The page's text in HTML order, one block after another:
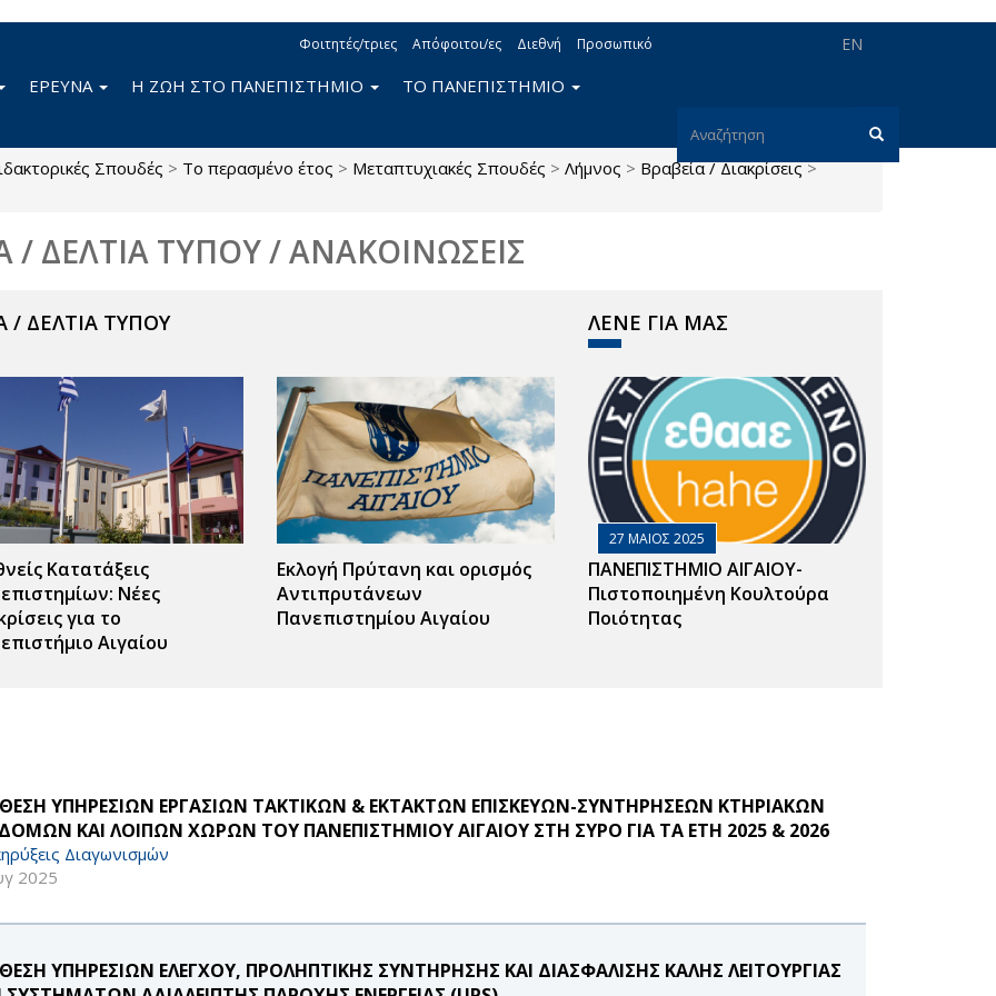
EN
Φοιτητές/τριες Απόφοιτοι/ες Διεθνή Προσωπικό
Φόρμα
αναζήτησης
Αναζήτηση
ΕΡΕΥΝΑ Η ΖΩΗ ΣΤΟ ΠΑΝΕΠΙΣΤΗΜΙΟ ΤΟ ΠΑΝΕΠΙΣΤΗΜΙΟ
Σπουδές > Το περασμένο έτος > Μεταπτυχιακές Σπουδές > Λήμνος > Βραβεία / Διακρίσεις >
/ ΔΕΛΤΙΑ ΤΥΠΟΥ / ΑΝΑΚΟΙΝΩΣΕΙΣ
/ ΔΕΛΤΙΑ ΤΥΠΟΥ
Κατατάξεις
Νέες
για το
Αιγαίου
Εκλογή Πρύτανη και ορισμός
Αντιπρυτάνεων
Πανεπιστημίου Αιγαίου
ΛΕΝΕ ΓΙΑ ΜΑΣ
27 ΜΑΙΟΣ 2025
ΠΑΝΕΠΙΣΤΗΜΙΟ ΑΙΓΑΙΟΥ-
Πιστοποιημένη Κουλτούρα
Ποιότητας
ΥΠΗΡΕΣΙΩΝ ΕΡΓΑΣΙΩΝ ΤΑΚΤΙΚΩΝ & ΕΚΤΑΚΤΩΝ ΕΠΙΣΚΕΥΩΝ-ΣΥΝΤΗΡΗΣΕΩΝ ΚΤΗΡΙΑΚΩΝ
ΚΑΙ ΛΟΙΠΩΝ ΧΩΡΩΝ ΤΟΥ ΠΑΝΕΠΙΣΤΗΜΙΟΥ ΑΙΓΑΙΟΥ ΣΤΗ ΣΥΡΟ ΓΙΑ ΤΑ ΕΤΗ 2025 & 2026
Διαγωνισμών
2025
ΥΠΗΡΕΣΙΩΝ ΕΛΕΓΧΟΥ, ΠΡΟΛΗΠΤΙΚΗΣ ΣΥΝΤΗΡΗΣΗΣ ΚΑΙ ΔΙΑΣΦΑΛΙΣΗΣ ΚΑΛΗΣ ΛΕΙΤΟΥΡΓΙΑΣ